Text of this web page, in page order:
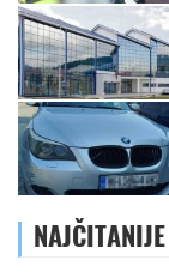
NAJČITANIJE